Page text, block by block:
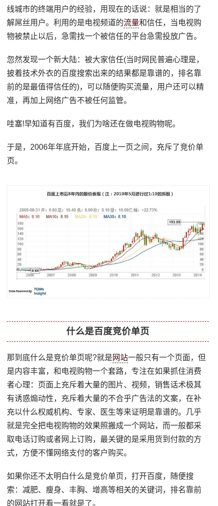
线城市的终端用户的经验，用现在的话说：就是相当的了
解屌丝用户。利用的是电视频道的流量和信任，当电视购
物被禁止以后，急需找一个被信任的平台急需投放广告。
忽然发现一个新大陆：被大家信任(当时网民普遍心理是，
披着技术外衣的百度搜索出来的结果都是靠谱的，排名靠
前的是最值得信任的)，可以随便购买流量，用户还可以精
准，再加上网络广告不被任何监管。
哇塞!早知道有百度，我们为啥还在做电视购物呢。
于是，2006年年底开始，百度上一页之间，充斥了竞价单
页。
什么是百度竞价单页
那到底什么是竞价单页呢?就是 网站一般只有一个页面，但
是内容丰富，和电视购物一个套路，专注在如果抓住消费
者心理：页面上充斥着大量的图片、视频，销售话术极其
有诱惑煽动性，充斥着大量的不合乎广告法的文案，在补
充以什么权威机构、专家、医生等来证明是靠谱的。几乎
就是完全把电视购物的效果照搬成一个网站，而一般都采
取电话订购或者网上订购，最关键的是采用货到付款的方
式，方便不懂网络支付的客户购买。
如果你还不太明白什么是竞价单页，打开百度，随便搜
索：减肥、瘦身、丰胸、增高等相关的关键词，排名靠前
的网站打开看一看就是了。